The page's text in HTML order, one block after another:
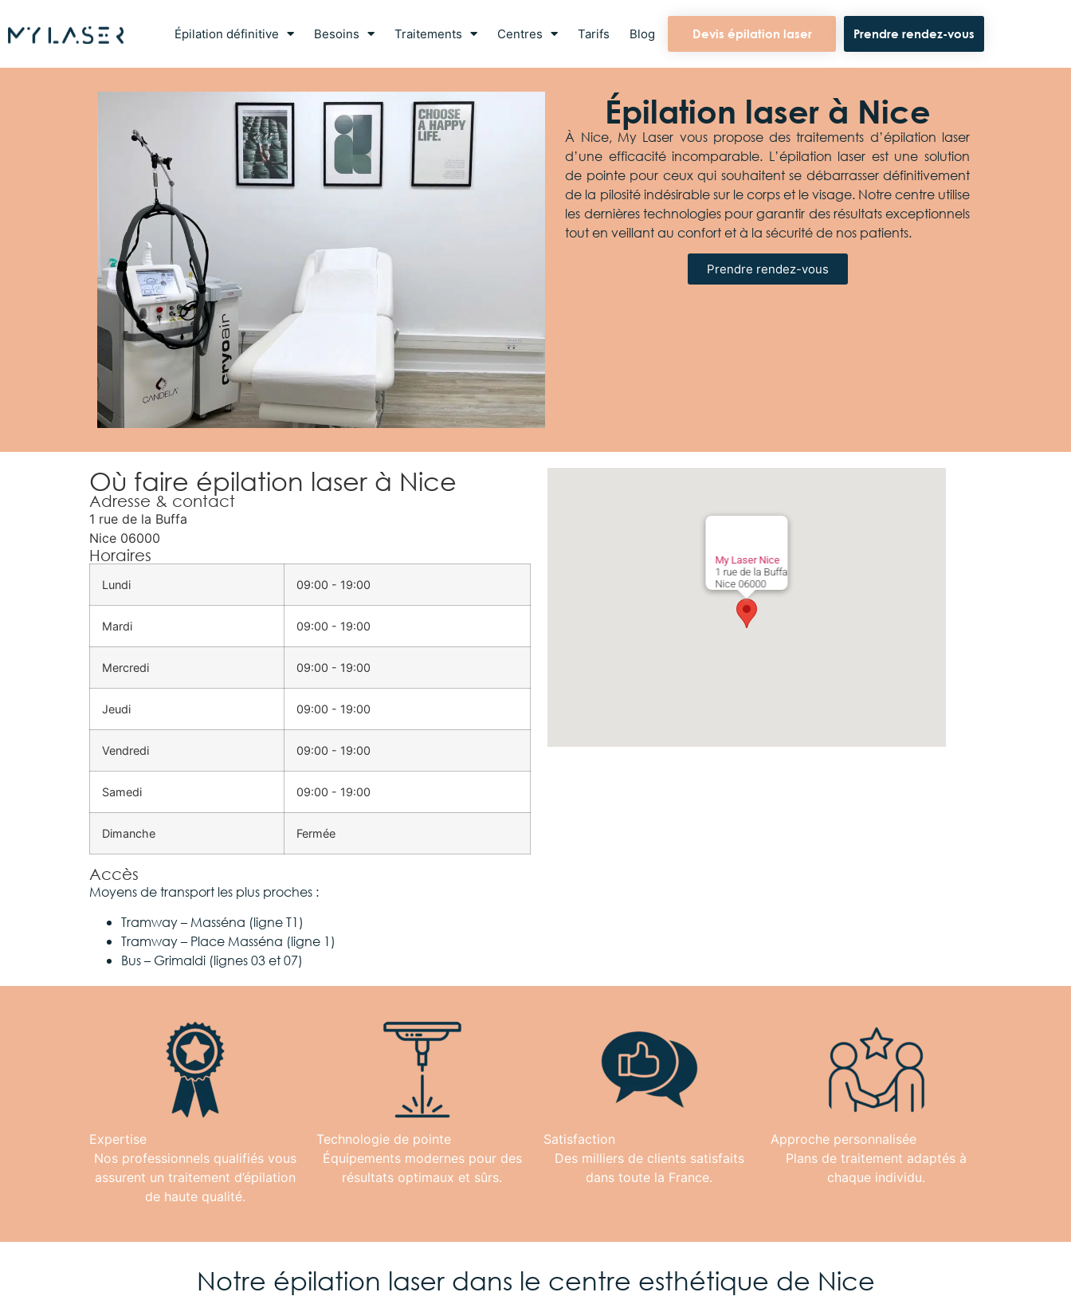
Épilation définitive Besoins Traitements Centres Tarifs Blog Devis épilation laser Prendre rendez-vous
Épilation laser à Nice
À Nice, My Laser vous propose des traitements d’épilation laser
d’une efficacité incomparable. L’épilation laser est une solution
de pointe pour ceux qui souhaitent se débarrasser définitivement
de la pilosité indésirable sur le corps et le visage. Notre centre utilise
les dernières technologies pour garantir des résultats exceptionnels
tout en veillant au confort et à la sécurité de nos patients.
Prendre rendez-vous
Où faire épilation laser à Nice
Adresse & contact
1 rue de la Buffa
Nice 06000
Horaires
Lundi 09:00 - 19:00
Mardi 09:00 - 19:00
Mercredi 09:00 - 19:00
Jeudi 09:00 - 19:00
Vendredi 09:00 - 19:00
Samedi 09:00 - 19:00
Dimanche Fermée
Accès
Moyens de transport les plus proches :
Tramway – Masséna (ligne T1)
Tramway – Place Masséna (ligne 1)
Bus – Grimaldi (lignes 03 et 07)
My Laser Nice
1 rue de la Buffa
Nice 06000
Expertise
Nos professionnels qualifiés vous
assurent un traitement d’épilation
de haute qualité.
Technologie de pointe
Équipements modernes pour des
résultats optimaux et sûrs.
Satisfaction
Des milliers de clients satisfaits
dans toute la France.
Approche personnalisée
Plans de traitement adaptés à
chaque individu.
Notre épilation laser dans le centre esthétique de Nice